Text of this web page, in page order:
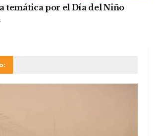
temática por el Día del Niño